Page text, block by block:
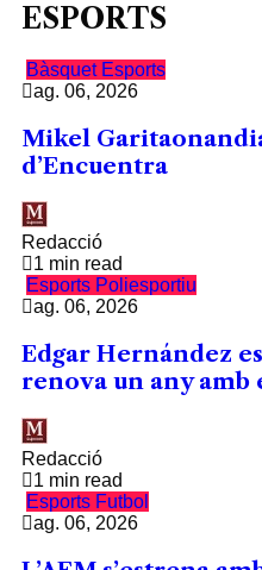
ESPORTS
Bàsquet Esports
ag. 06, 2026
Mikel
d’Encuentra
Redacció
1 min read
Esports Poliesportiu
ag. 06, 2026
Edgar Hernández
renova un any amb
Redacció
1 min read
Esports Futbol
ag. 06, 2026